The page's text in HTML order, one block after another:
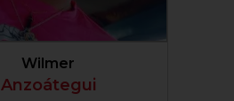
VER PERFIL
Wilmer
Anzoátegui